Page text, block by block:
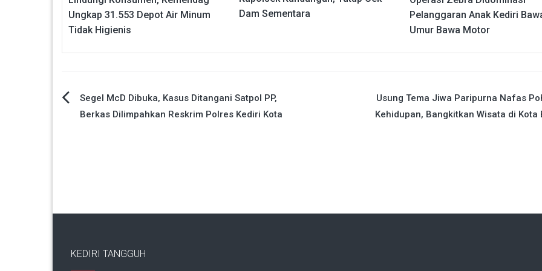
Ungkap 31.553 Depot Air Minum
Tidak Higienis
Dam Sementara
Pelanggaran Anak Kediri
Umur Bawa Motor
Navigasi
Segel McD Dibuka, Kasus Ditangani Satpol PP,
Berkas Dilimpahkan Reskrim Polres Kediri Kota
Usung Tema Jiwa Paripurna Nafas
Kehidupan, Bangkitkan Wisata di Kota
KEDIRI TANGGUH